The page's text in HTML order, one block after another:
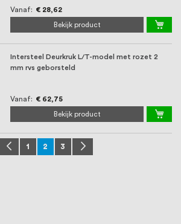
Vanaf € 28,62
Bekijk product
Intersteel Deurkruk L/T-model met rozet 2
mm rvs geborsteld
Vanaf € 62,75
Bekijk product
Pagina Pagina
Vorige
Pagina
1 U lees momenteel pagina
2 Pagina
3 Pagina
Volgende